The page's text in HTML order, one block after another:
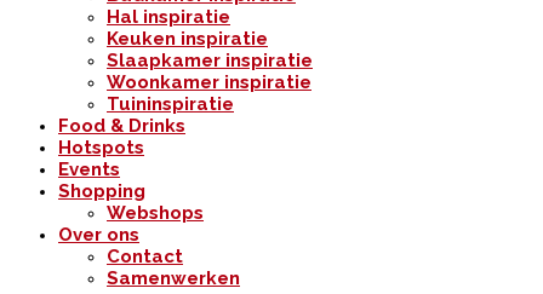
Hal inspiratie
Keuken inspiratie
Slaapkamer inspiratie
Woonkamer inspiratie
Tuininspiratie
Food & Drinks
Hotspots
Events
Shopping
Webshops
Over ons
Contact
Samenwerken